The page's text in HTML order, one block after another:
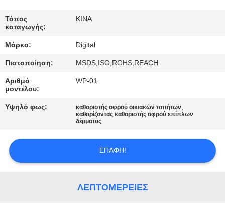
ΜΑΣ
ΕΛΆΤΕ
ΣΕ
ΕΠΑΦΉ
ΜΕ
ΈΝΑ
ΑΠΌΣΠΑΣΜΑ
Τόπος
καταγωγής:
ΚΙΝΑ
Μάρκα: Digital
Πιστοποίηση: MSDS,ISO,ROHS,REACH
Αριθμό
μοντέλου:
WP-01
Υψηλό φως: καθαριστής αφρού οικιακών ταπήτων,
καθαρίζοντας καθαριστής αφρού επίπλων
δέρματος
ΕΠΑΦΉ!
ΛΕΠΤΟΜΈΡΕΙΕΣ